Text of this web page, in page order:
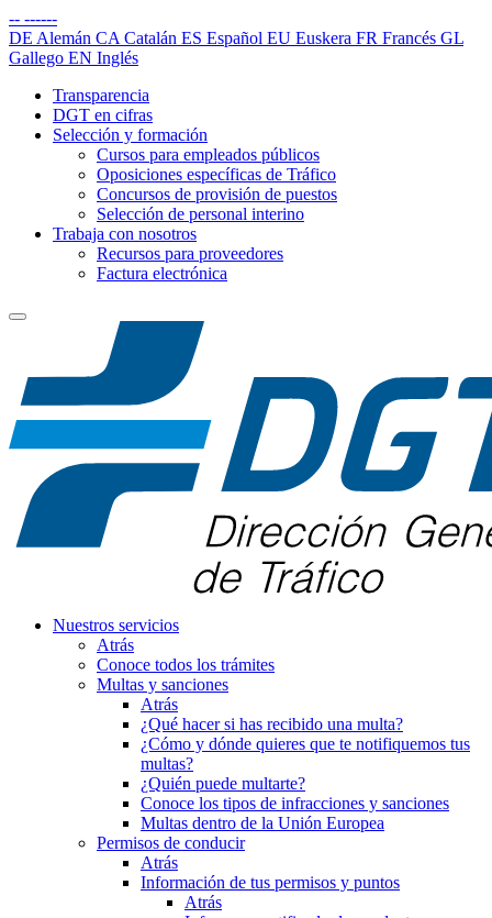
-- ------
DE Alemán CA Catalán ES Español EU Euskera FR Francés GL
Gallego EN Inglés
Transparencia
DGT en cifras
Selección y formación
Cursos para empleados públicos
Oposiciones específicas de Tráfico
Concursos de provisión de puestos
Selección de personal interino
Trabaja con nosotros
Recursos para proveedores
Factura electrónica
Nuestros servicios
Atrás
Conoce todos los trámites
Multas y sanciones
Atrás
¿Qué hacer si has recibido una multa?
¿Cómo y dónde quieres que te notifiquemos tus
multas?
¿Quién puede multarte?
Conoce los tipos de infracciones y sanciones
Multas dentro de la Unión Europea
Permisos de conducir
Atrás
Información de tus permisos y puntos
Atrás